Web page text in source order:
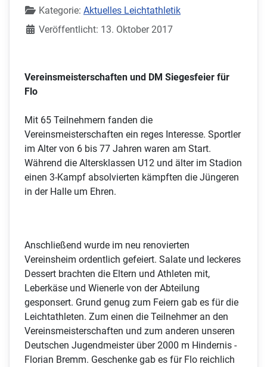
Kategorie: Aktuelles Leichtathletik
Veröffentlicht: 13. Oktober 2017
Vereinsmeisterschaften und DM Siegesfeier für
Flo
Mit 65 Teilnehmern fanden die
Vereinsmeisterschaften ein reges Interesse. Sportler
im Alter von 6 bis 77 Jahren waren am Start.
Während die Altersklassen U12 und älter im Stadion
einen 3-Kampf absolvierten kämpften die Jüngeren
in der Halle um Ehren.
Anschließend wurde im neu renovierten
Vereinsheim ordentlich gefeiert. Salate und leckeres
Dessert brachten die Eltern und Athleten mit,
Leberkäse und Wienerle von der Abteilung
gesponsert. Grund genug zum Feiern gab es für die
Leichtathleten. Zum einen die Teilnehmer an den
Vereinsmeisterschaften und zum anderen unseren
Deutschen Jugendmeister über 2000 m Hindernis -
Florian Bremm. Geschenke gab es für Flo reichlich